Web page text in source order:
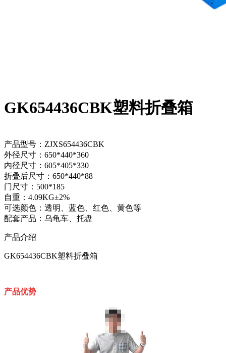
GK654436CBK塑料折叠箱
产品型号：ZJXS654436CBK
外径尺寸：650*440*360
内径尺寸：605*405*330
折叠后尺寸：650*440*88
门尺寸：500*185
自重：4.09KG±2%
可选颜色：透明、蓝色、红色、黄色等
配套产品：乌龟车、托盘
产品介绍
GK654436CBK塑料折叠箱
产品优势